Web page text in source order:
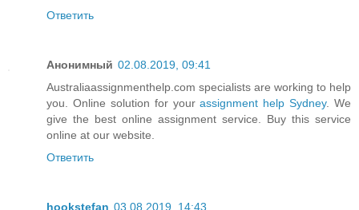
Ответить
Анонимный 02.08.2019, 09:41
Australiaassignmenthelp.com specialists are working to help
you. Online solution for yourassignment help Sydney. We
give the best online assignment service. Buy this service
online at our website.
Ответить
hookstefan 03.08.2019, 14:43